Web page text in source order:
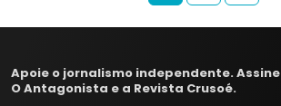
Apoie o jornalismo independente. Assine
O Antagonista e a Revista Crusoé.